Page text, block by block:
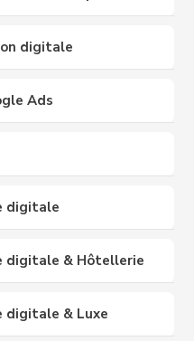
digitale
Ads
digitale
digitale & Hôtellerie
digitale & Luxe